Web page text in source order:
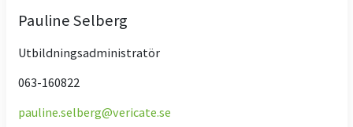
Pauline Selberg
Utbildningsadministratör
063-160822
pauline.selberg@vericate.se